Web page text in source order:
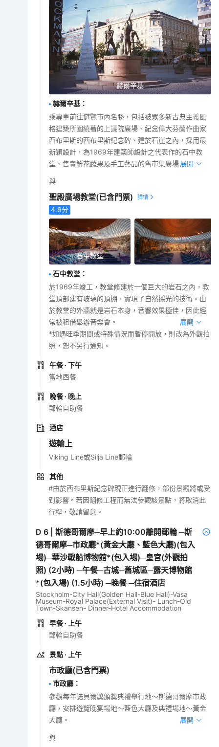
赫爾辛基
赫爾辛基 ：
乘專車前往遊覽市內名勝，包括被眾多新古典主義風
格建築所圍繞著的上議院廣場、紀念偉大芬蘭作曲家
西布里斯的西布里斯紀念碑、建於石崖之內，採用最
新穎設計，為1969年建築師設計之代表作的石中教
堂、售賣鮮花蔬果及手工藝品的舊市集廣場。展開
與
聖殿廣場教堂(已含門票)
4.6分
石中教堂
石中教堂 ：
於1969年竣工，教堂修建於一個巨大的岩石之內，教
堂頂部建有玻璃的頂棚，實現了自然採光的技術。由
於教堂的外牆就是岩石本身，音響效果極佳，因此經
常被租借舉辦音樂會。
展開
*如遇旺季期間或特殊情況而暫停開放，則改為外觀拍
照，恕不另行通知。
午餐 · 下午
當地西餐
晚餐 · 晚上
郵輪自助餐
酒店
遊輪上
Viking Line或Silja Line郵輪
其他
#由於西布里斯紀念碑現正進行翻修，部份景觀將或受
到影響。若因翻修工程而無法參觀該景點，將取消此
行程，敬請留意。
D6 |斯德哥爾摩─早上約10:00離開郵輪 ─斯
德哥爾摩─市政廳*(黃金大廳、藍色大廳)(包入
場)─華沙戰船博物館*(包入場)─皇宮(外觀拍
照) (2小時) ─午餐─古城─舊城區─露天博物館
*(包入場) (1.5小時) ─晚餐 ─住宿酒店
Stockholm-City Hall(Golden Hall-Blue Hall)-Vasa
Museum-Royal Palace(External Visit)- Lunch-Old
Town-Skansen- Dinner-Hotel Accommodation
早餐 · 上午
郵輪自助餐
景點 · 上午
市政廳(已含門票)
市政廳 ：
參觀每年諾貝爾獎頒獎典禮舉行地～斯德哥爾摩市政
廳，安排遊覽晚宴場地～藍色大廳及典禮場地～黃金
大廳。
展開
與